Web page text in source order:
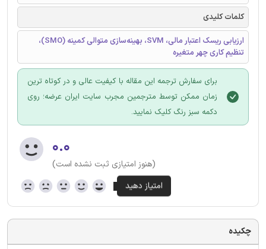
کلمات کلیدی
ارزیابی ریسک اعتبار مالی، SVM، بهینه‌سازی متوالی کمینه (SMO)،
تنظیم کاری چهر متغیره
برای سفارش ترجمه این مقاله با کیفیت عالی و در کوتاه ترین
زمان ممکن توسط مترجمین مجرب سایت ایران عرضه؛ روی
دکمه سبز رنگ کلیک نمایید.
۰.۰
(هنوز امتیازی ثبت نشده است)
چکیده